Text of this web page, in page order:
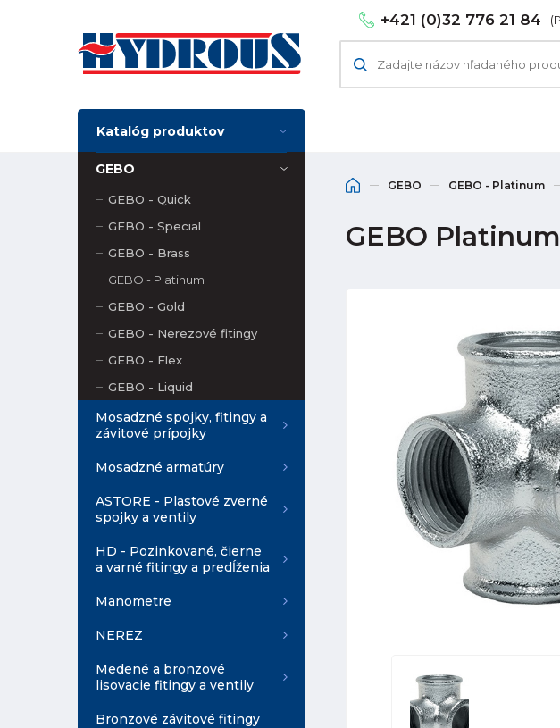
+421 (0)32 776 21 84
Katalóg produktov
GEBO
GEBO - Quick
GEBO - Special
GEBO - Brass
GEBO - Platinum
GEBO - Gold
GEBO - Nerezové fitingy
GEBO - Flex
GEBO - Liquid
Mosadzné spojky, fitingy a
závitové prípojky
Mosadzné armatúry
ASTORE - Plastové zverné
spojky a ventily
HD - Pozinkované, čierne
a varné fitingy a predĺženia
Manometre
NEREZ
Medené a bronzové
lisovacie fitingy a ventily
Bronzové závitové fitingy
GEBO GEBO - Platinum
GEBO